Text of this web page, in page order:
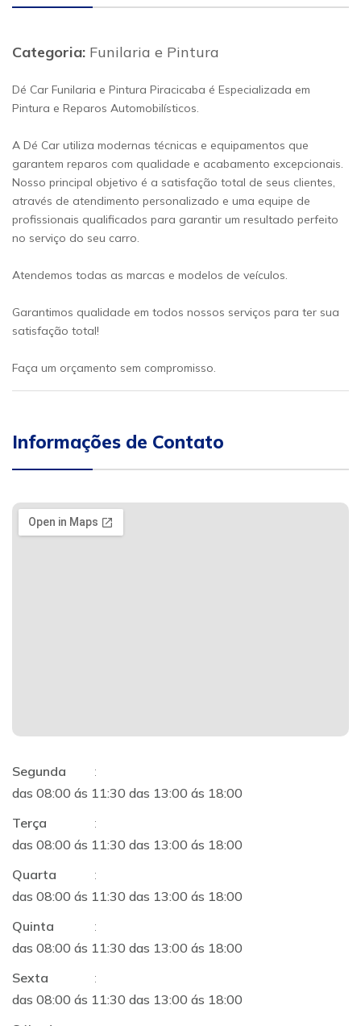
Categoria: Funilaria e Pintura
Dé Car Funilaria e Pintura Piracicaba é Especializada em
Pintura e Reparos Automobilísticos.
A Dé Car utiliza modernas técnicas e equipamentos que
garantem reparos com qualidade e acabamento excepcionais.
Nosso principal objetivo é a satisfação total de seus clientes,
através de atendimento personalizado e uma equipe de
profissionais qualificados para garantir um resultado perfeito
no serviço do seu carro.
Atendemos todas as marcas e modelos de veículos.
Garantimos qualidade em todos nossos serviços para ter sua
satisfação total!
Faça um orçamento sem compromisso.
Informações de Contato
Segunda
:
das 08:00 ás 11:30 das 13:00 ás 18:00
Terça
:
das 08:00 ás 11:30 das 13:00 ás 18:00
Quarta
:
das 08:00 ás 11:30 das 13:00 ás 18:00
Quinta
:
das 08:00 ás 11:30 das 13:00 ás 18:00
Sexta
:
das 08:00 ás 11:30 das 13:00 ás 18:00